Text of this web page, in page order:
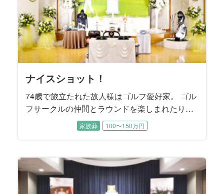
ナイスショット！
74歳で旅立たれた故人様はゴルフ愛好家。 ゴル
フサークルの仲間とラウンドを楽しまれたり、
ゴルフコンペにも数多く参加されました。 プレ
ー後の飲み会ではメンバーと親睦を深められた
駆けつけて下さり、一緒にラウンドした思い出
を振り返りながら故人様を偲ばれました。
家族葬 100〜150万円